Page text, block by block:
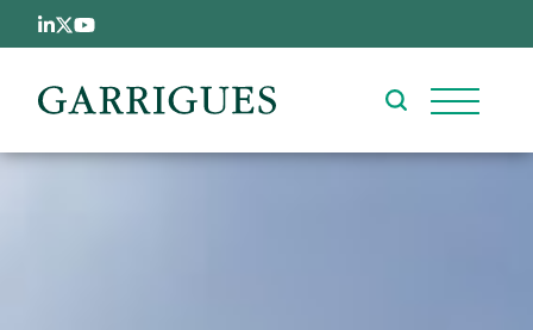
Pasar al contenido principal